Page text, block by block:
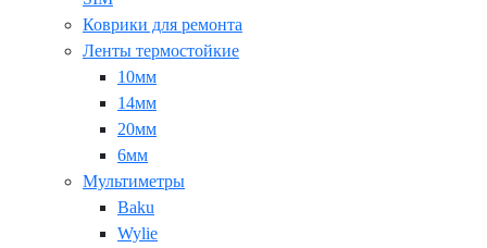
Коврики для ремонта
Ленты термостойкие
10мм
14мм
20мм
6мм
Мультиметры
Baku
Wylie